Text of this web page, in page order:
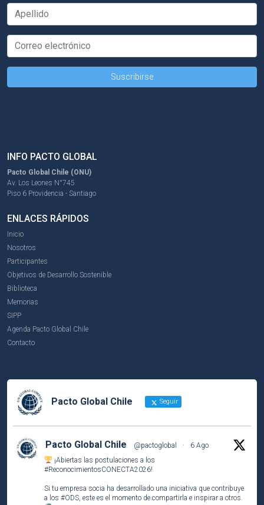
INFO PACTO GLOBAL
Pacto Global Chile (ONU)
Av. Los Leones N°745
Piso 6 Providencia - Santiago
ENLACES RÁPIDOS
Inicio
Nosotros
Participantes
Objetivos de Desarrollo Sostenible
Biblioteca
Memorias
SIPP
Agenda Pacto Global Chile
Contacto
Pacto Global Chile Seguir
Pacto Global Chile @pactoglobal ·
6 Ago
¡Abiertas las postulaciones a los
#ReconocimientosCONECTA2026!
Si tu empresa socia ha desarrollado una iniciativa que contribuye
a los #ODS , este es el momento de compartirla e inspirar a otros.